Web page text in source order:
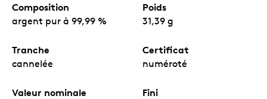
Composition
argent pur à 99,99 %
Poids
31,39 g
Tranche
cannelée
Certificat
numéroté
Valeur nominale Fini